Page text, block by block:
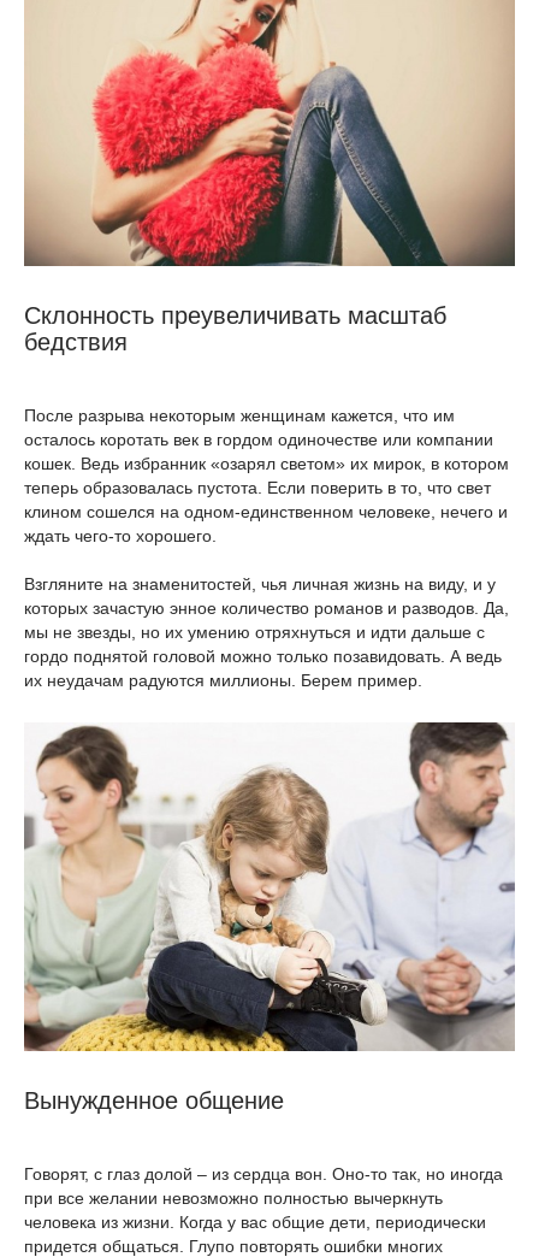
Склонность преувеличивать масштаб
бедствия
После разрыва некоторым женщинам кажется, что им
осталось коротать век в гордом одиночестве или компании
кошек. Ведь избранник «озарял светом» их мирок, в котором
теперь образовалась пустота. Если поверить в то, что свет
клином сошелся на одном-единственном человеке, нечего и
ждать чего-то хорошего.
Взгляните на знаменитостей, чья личная жизнь на виду, и у
которых зачастую энное количество романов и разводов. Да,
мы не звезды, но их умению отряхнуться и идти дальше с
гордо поднятой головой можно только позавидовать. А ведь
их неудачам радуются миллионы. Берем пример.
Вынужденное общение
Говорят, с глаз долой – из сердца вон. Оно-то так, но иногда
при все желании невозможно полностью вычеркнуть
человека из жизни. Когда у вас общие дети, периодически
придется общаться. Глупо повторять ошибки многих